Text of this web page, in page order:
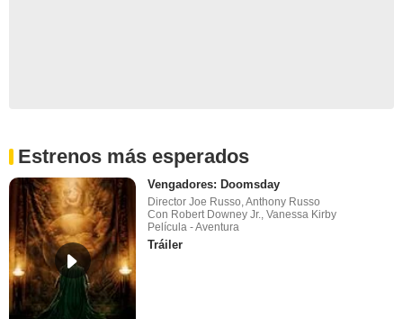
Estrenos más esperados
Vengadores: Doomsday
Director Joe Russo, Anthony Russo
Con Robert Downey Jr., Vanessa Kirby
Película - Aventura
Tráiler